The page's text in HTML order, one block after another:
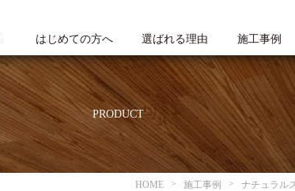
はじめての方へ 選ばれる理由 施工事例
PRODUCT
HOME 施工事例 ナチュラル